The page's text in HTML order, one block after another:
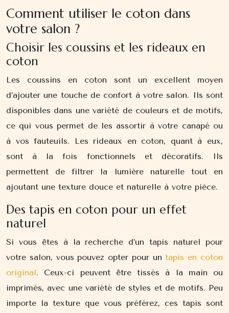
Comment utiliser le coton dans
votre salon ?
Choisir les coussins et les rideaux en
coton
Les coussins en coton sont un excellent moyen
d’ajouter une touche de confort à votre salon. Ils sont
disponibles dans une variété de couleurs et de motifs,
ce qui vous permet de les assortir à votre canapé ou
à vos fauteuils. Les rideaux en coton, quant à eux,
sont à la fois fonctionnels et décoratifs. Ils
permettent de filtrer la lumière naturelle tout en
ajoutant une texture douce et naturelle à votre pièce.
Des tapis en coton pour un effet
naturel
Si vous êtes à la recherche d’un tapis naturel pour
votre salon, vous pouvez opter pour untapis en coton
original. Ceux-ci peuvent être tissés à la main ou
imprimés, avec une variété de styles et de motifs. Peu
importe la texture que vous préférez, ces tapis sont